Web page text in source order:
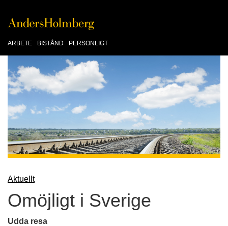
ARBETE BISTÅND PERSONLIGT
Aktuellt
Omöjligt i Sverige
Udda resa